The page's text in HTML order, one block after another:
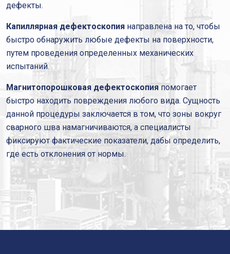
дефекты.
Капиллярная дефектоскопия направлена на то, чтобы
быстро обнаружить любые дефекты на поверхности,
путем проведения определенных механических
испытаний.
Магнитопорошковая дефектоскопия помогает
быстро находить повреждения любого вида. Сущность
данной процедуры заключается в том, что зоны вокруг
сварного шва намагничиваются, а специалисты
фиксируют фактические показатели, дабы определить,
где есть отклонения от нормы.